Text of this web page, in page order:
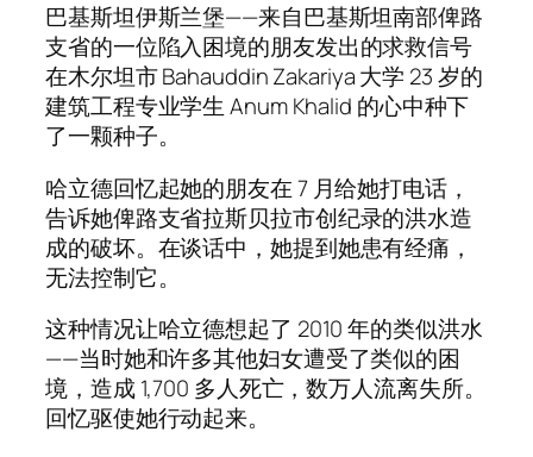
巴基斯坦伊斯兰堡——来自巴基斯坦南部俾路
支省的一位陷入困境的朋友发出的求救信号
在木尔坦市 Bahauddin Zakariya 大学 23 岁的
建筑工程专业学生 Anum Khalid 的心中种下
了一颗种子。
哈立德回忆起她的朋友在 7 月给她打电话，
告诉她俾路支省拉斯贝拉市创纪录的洪水造
成的破坏。在谈话中，她提到她患有经痛，
无法控制它。
这种情况让哈立德想起了 2010 年的类似洪水
——当时她和许多其他妇女遭受了类似的困
境，造成 1,700 多人死亡，数万人流离失所。
回忆驱使她行动起来。